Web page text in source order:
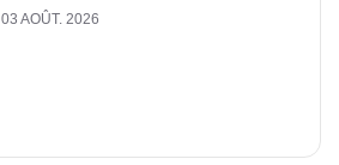
03 AOÛT. 2026